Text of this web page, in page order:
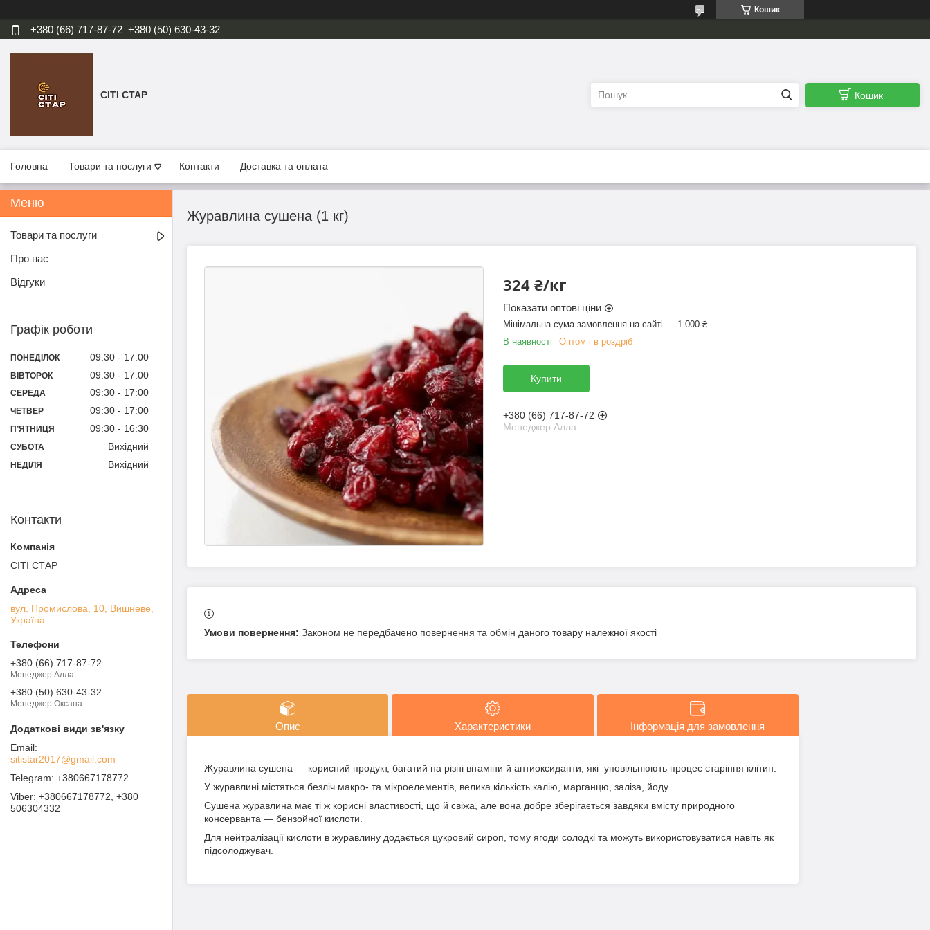
Кошик
+380 (66) 717-87-72 +380 (50) 630-43-32
СІТІ СТАР Кошик
Головна Товари та послуги Контакти Доставка та оплата
Журавлина сушена (1 кг)
324 ₴/кг
Показати оптові ціни
Мінімальна сума замовлення на сайті — 1 000 ₴
В наявності
Оптом і в роздріб
Купити
+380 (66) 717-87-72
Менеджер Алла
Законом не передбачено повернення та обмін даного товару належної якості
Опис Характеристики Інформація для замовлення
Журавлина сушена — корисний продукт, багатий на різні вітаміни й антиоксиданти, які уповільнюють процес старіння клітин.
У журавлині містяться безліч макро- та мікроелементів, велика кількість калію, марганцю, заліза, йоду.
Сушена журавлина має ті ж корисні властивості, що й свіжа, але вона добре зберігається завдяки вмісту природного
консерванта — бензойної кислоти.
Для нейтралізації кислоти в журавлину додається цукровий сироп, тому ягоди солодкі та можуть використовуватися навіть як
підсолоджувач.
Товари та послуги
Про нас
Відгуки
Графік роботи
ПОНЕДІЛОК 09:30 17:00
ВІВТОРОК 09:30 17:00
СЕРЕДА 09:30 17:00
ЧЕТВЕР 09:30 17:00
ПʼЯТНИЦЯ 09:30 16:30
СУБОТА Вихідний
НЕДІЛЯ Вихідний
Контакти
СІТІ СТАР
вул. Промислова, 10, Вишневе,
Україна
+380 (66) 717-87-72
Менеджер Алла
+380 (50) 630-43-32
Менеджер Оксана
sitistar2017@gmail.com
+380667178772
+380667178772, +380
506304332